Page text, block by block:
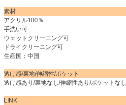
素材
アクリル100％
手洗い可
ウェットクリーニング可
ドライクリーニング可
生産国：中国
透け感/裏地/伸縮性/ポケット
透け感あり/裏地なし/伸縮性あり/ポケットなし
LINK